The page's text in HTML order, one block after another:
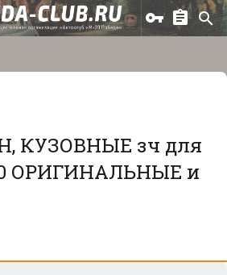
КУЗОВНЫЕ зч для
ОРИГИНАЛЬНЫЕ и